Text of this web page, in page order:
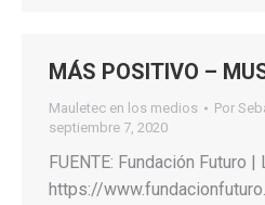
MÁS POSITIVO –
Mauletec en los medios Por
septiembre 7, 2020
FUENTE: Fundación Futuro |
https://